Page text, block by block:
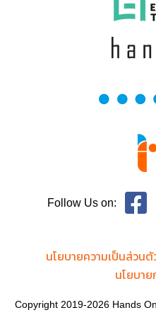
Follow Us on:
นโยบายความเป็นส่วนตั
นโยบา
Copyright 2019-2026 Hands